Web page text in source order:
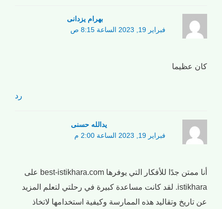
بهرام یزدانی
فبراير 19, 2023 الساعة 8:15 ص
كان عظيما
رد
یدالله حسنی
فبراير 19, 2023 الساعة 2:00 م
أنا ممتن جدًا للأفكار التي يوفرها best-istikhara.com على
istikhara. لقد كانت مساعدة كبيرة في رحلتي لتعلم المزيد
عن تاريخ وتقاليد هذه الممارسة وكيفية استخدامها لاتخاذ